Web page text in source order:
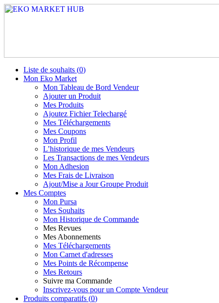
Liste de souhaits (0)
Mon Eko Market
Mon Tableau de Bord Vendeur
Ajouter un Produit
Mes Produits
Ajoutez Fichier Telechargé
Mes Téléchargements
Mes Coupons
Mon Profil
L’historique de mes Vendeurs
Les Transactions de mes Vendeurs
Mon Adhesion
Mes Frais de Livraison
Ajout/Mise a Jour Groupe Produit
Mes Comptes
Mon Pursa
Mes Souhaits
Mon Historique de Commande
Mes Revues
Mes Abonnements
Mes Téléchargements
Mon Carnet d'adresses
Mes Points de Récompense
Mes Retours
Suivre ma Commande
Inscrivez-vous pour un Compte Vendeur
Produits comparatifs (0)